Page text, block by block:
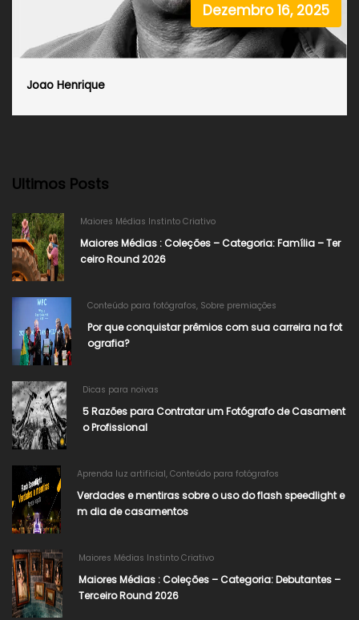
Dezembro 16, 2025
Joao Henrique
Ultimos Posts
Maiores Médias Instinto Criativo
Maiores Médias : Coleções – Categoria: Família – Ter
ceiro Round 2026
Conteúdo para fotógrafos, Sobre premiações
Por que conquistar prêmios com sua carreira na fot
ografia?
Dicas para noivas
5 Razões para Contratar um Fotógrafo de Casament
o Profissional
Aprenda luz artificial, Conteúdo para fotógrafos
Verdades e mentiras sobre o uso do flash speedlight e
m dia de casamentos
Maiores Médias Instinto Criativo
Maiores Médias : Coleções – Categoria: Debutantes –
Terceiro Round 2026